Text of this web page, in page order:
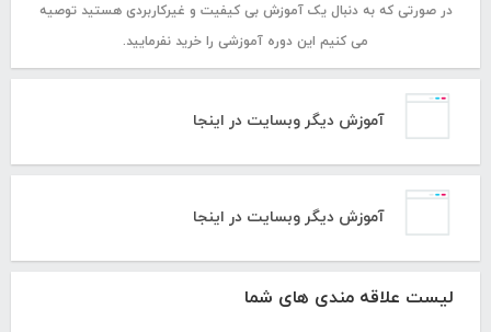
در صورتی که به دنبال یک آموزش بی کیفیت و غیرکاربردی هستید توصیه
می کنیم این دوره آموزشی را خرید نفرمایید.
آموزش دیگر وبسایت در اینجا
آموزش دیگر وبسایت در اینجا
لیست علاقه مندی های شما